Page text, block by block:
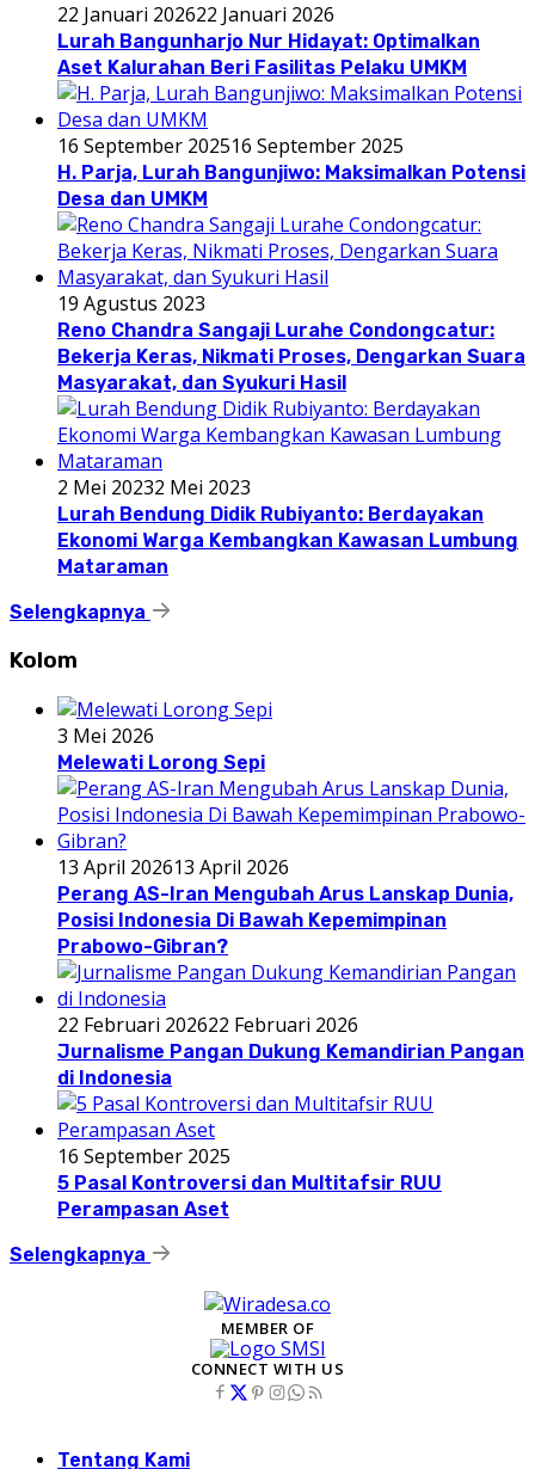
22 Januari 202622 Januari 2026
Lurah Bangunharjo Nur Hidayat: Optimalkan
Aset Kalurahan Beri Fasilitas Pelaku UMKM
16 September 202516 September 2025
H. Parja, Lurah Bangunjiwo: Maksimalkan Potensi
Desa dan UMKM
19 Agustus 2023
Reno Chandra Sangaji Lurahe Condongcatur:
Bekerja Keras, Nikmati Proses, Dengarkan Suara
Masyarakat, dan Syukuri Hasil
2 Mei 20232 Mei 2023
Lurah Bendung Didik Rubiyanto: Berdayakan
Ekonomi Warga Kembangkan Kawasan Lumbung
Mataraman
Selengkapnya
Kolom
3 Mei 2026
Melewati Lorong Sepi
13 April 202613 April 2026
Perang AS-Iran Mengubah Arus Lanskap Dunia,
Posisi Indonesia Di Bawah Kepemimpinan
Prabowo-Gibran?
22 Februari 202622 Februari 2026
Jurnalisme Pangan Dukung Kemandirian Pangan
di Indonesia
16 September 2025
5 Pasal Kontroversi dan Multitafsir RUU
Perampasan Aset
Selengkapnya
MEMBER OF
CONNECT WITH US
Tentang Kami